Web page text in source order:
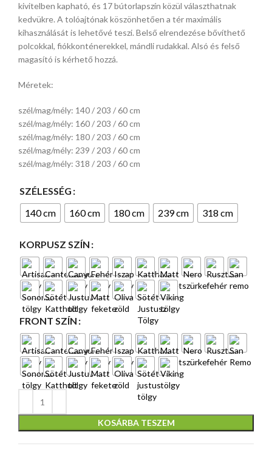
kivitelben kapható, és 17 bútorlapszín közül választhatnak
kedvükre. A tolóajtónak köszönhetően a tér maximális
kihasználását is lehetővé teszi. Belső elrendezése bővíthető
polcokkal, fiókkonténerekkel, mándli rudakkal. Alsó és felső
magasító is kérhető hozzá.
Méretek:
szél/mag/mély: 140 / 203 / 60 cm
szél/mag/mély: 160 / 203 / 60 cm
szél/mag/mély: 180 / 203 / 60 cm
szél/mag/mély: 239 / 203 / 60 cm
szél/mag/mély: 318 / 203 / 60 cm
SZÉLESSÉG
140 cm
160 cm 180 cm 239 cm 318 cm
KORPUSZ SZÍN
FRONT SZÍN
KOSÁRBA TESZEM